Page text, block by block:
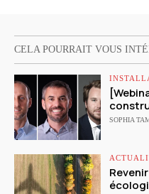
CELA POURRAIT VOUS
SOPHIA